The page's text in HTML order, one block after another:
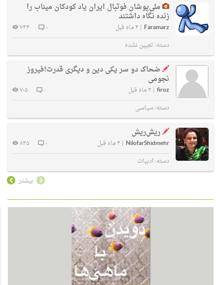
ملی‌پوشان فوتبال ایران یاد کودکان میناب را
زنده نگاه داشتند
Faramarz
| ۴ ماه قبل ۰
۷۴۴
دسته: تعیین نشده
ضحاک دو سر یکی دین و دیگری قدرت!فیروز
نجومی
firoz
| ۴ ماه قبل ۰
۷۰۵
دسته:سیاسی
ریش‌ریش
NilofarShidmehr
| ۴ ماه قبل ۰
۸۴۵
دسته:ادبیات
بیشتر